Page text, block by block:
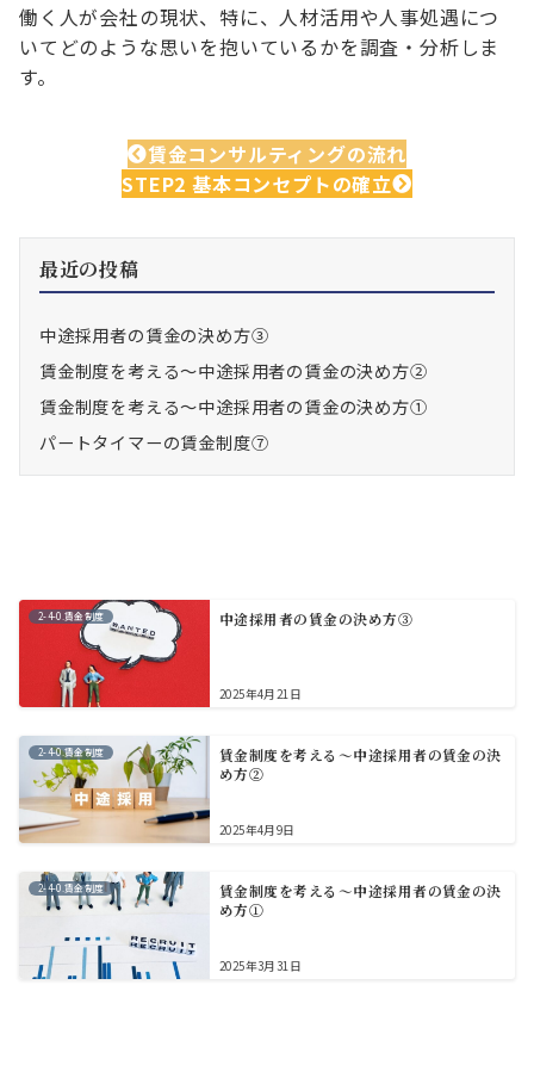
働く人が会社の現状、特に、人材活用や人事処遇につ
いてどのような思いを抱いているかを調査・分析しま
す。
賃金コンサルティングの流れ
STEP2 基本コンセプトの確立
最近の投稿
中途採用者の賃金の決め方③
賃金制度を考える～中途採用者の賃金の決め方②
賃金制度を考える～中途採用者の賃金の決め方①
パートタイマーの賃金制度⑦
2-4-0.賃金制度 中途採用者の賃金の決め方③
2025年4月21日
2-4-0.賃金制度
賃金制度を考える～中途採用者の賃金の決
め方②
2025年4月9日
2-4-0.賃金制度
賃金制度を考える～中途採用者の賃金の決
め方①
2025年3月31日